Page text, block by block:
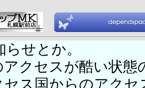
せとか。
アクセスが酷い状態
ス国からのアクセ